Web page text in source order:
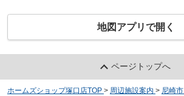
地図アプリで開く
ページトップへ
ホームズショップ塚口店TOP > 周辺施設案内 > 尼崎市